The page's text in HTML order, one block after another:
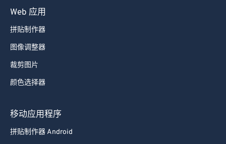
Web 应用
拼贴制作器
图像调整器
裁剪图片
颜色选择器
移动应用程序
拼贴制作器 Android